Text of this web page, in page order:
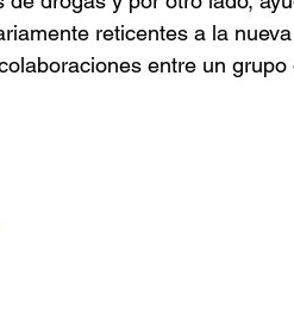
reticentes a la
entre un